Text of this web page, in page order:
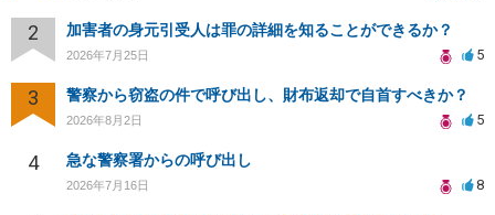
2 加害者の身元引受人は罪の詳細を知ることができるか？
2026年7月25日 5
3 警察から窃盗の件で呼び出し、財布返却で自首すべきか？
2026年8月2日 5
4 急な警察署からの呼び出し
2026年7月16日 8